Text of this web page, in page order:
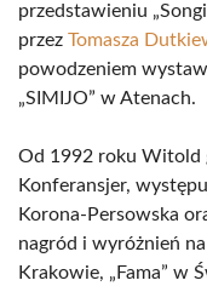
przedstawieniu
przez Tomasza
powodzeniem
„SIMIJO” w Atenach.
Od 1992 roku Witold
Konferansjer,
Korona-Persowska
nagród i wyróżnień
Krakowie, „Fama” w